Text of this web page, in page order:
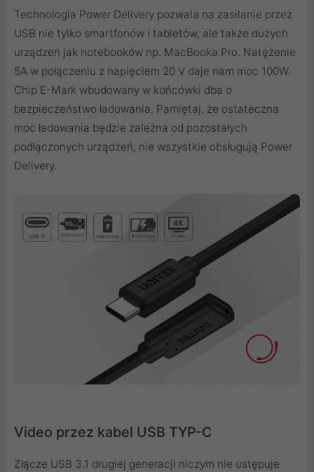
Technologia Power Delivery pozwala na zasilanie przez
USB nie tylko smartfonów i tabletów, ale także dużych
urządzeń jak notebooków np. MacBooka Pro. Natężenie
5A w połączeniu z napięciem 20 V daje nam moc 100W.
Chip E-Mark wbudowany w końcówki dba o
bezpieczeństwo ładowania. Pamiętaj, że ostateczna
moc ładowania będzie zależna od pozostałych
podłączonych urządzeń, nie wszystkie obsługują Power
Delivery.
Video przez kabel USB TYP-C
Złącze USB 3.1 drugiej generacji niczym nie ustępuje